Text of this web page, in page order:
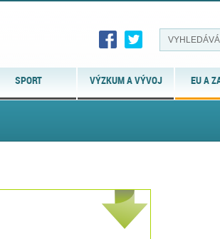
SPORT VÝZKUM A VÝVOJ EU A